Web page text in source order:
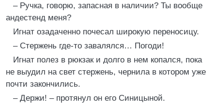
– Ручка, говорю, запасная в наличии? Ты вообще
андестенд меня?
Игнат озадаченно почесал широкую переносицу.
– Стержень где-то завалялся… Погоди!
Игнат полез в рюкзак и долго в нем копался, пока
не выудил на свет стержень, чернила в котором уже
почти закончились.
– Держи! – протянул он его Синицыной.